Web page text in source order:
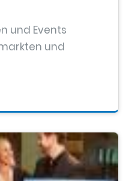
und Events
und